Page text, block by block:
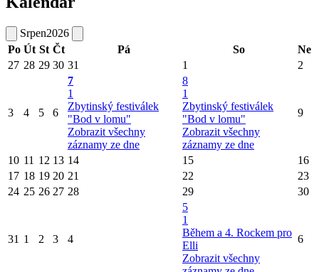
Srpen2026
Po Út St Čt Pá So
Ne
27 28 29 30 31 1 2
3 4 5 6
7
1
Zbytinský festiválek
"Bod v lomu"
Zobrazit všechny
záznamy ze dne
8
1
Zbytinský festiválek
"Bod v lomu"
Zobrazit všechny
záznamy ze dne
9
10 11 12 13 14 15
16
17 18 19 20 21 22
23
24 25 26 27 28 29 30
31 1 2 3 4
5
1
Během a 4. Rockem pro
Elli
Zobrazit všechny
6